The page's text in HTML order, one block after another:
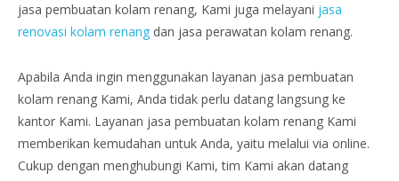
jasa pembuatan kolam renang, Kami juga melayani jasa
renovasi kolam renang dan jasa perawatan kolam renang.
Apabila Anda ingin menggunakan layanan jasa pembuatan
kolam renang Kami, Anda tidak perlu datang langsung ke
kantor Kami. Layanan jasa pembuatan kolam renang Kami
memberikan kemudahan untuk Anda, yaitu melalui via online.
Cukup dengan menghubungi Kami, tim Kami akan datang